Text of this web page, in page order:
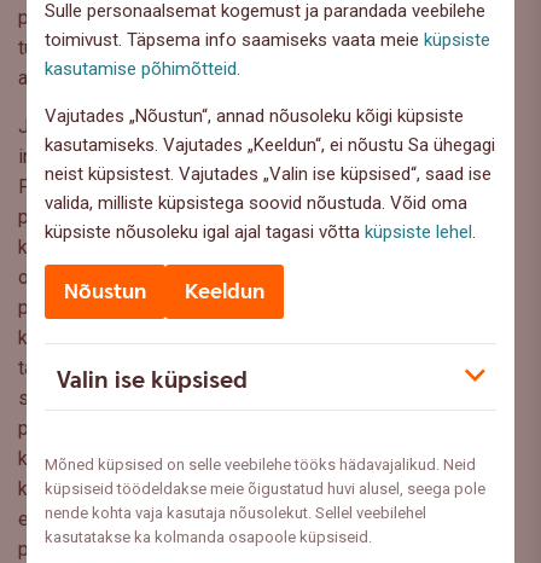
Sulle personaalsemat kogemust ja parandada veebilehe
toimivust. Täpsema info saamiseks vaata meieküpsiste
kasutamise põhimõtteid.
Vajutades „Nõustun“, annad nõusoleku kõigi küpsiste
kasutamiseks. Vajutades „Keeldun“, ei nõustu Sa ühegagi
neist küpsistest. Vajutades „Valin ise küpsised“, saad ise
valida, milliste küpsistega soovid nõustuda. Võid oma
küpsiste nõusoleku igal ajal tagasi võttaküpsiste lehel.
Nõustun Keeldun
Valin ise küpsised
Mõned küpsised on selle veebilehe tööks hädavajalikud. Neid
küpsiseid töödeldakse meie õigustatud huvi alusel, seega pole
nende kohta vaja kasutaja nõusolekut. Sellel veebilehel
kasutatakse ka kolmanda osapoole küpsiseid.
paneb selline agressiivne müügiviis kliendi ennast halvasti
tundma ja tekitab pensioniks kogumise suhtes negatiivse
assotsiatsiooni.
Jäägu see, kas ja mil moel üldse keegi avalikus kohas
inimesi kõnetada tohib, mõne teise arutelu teemaks.
Peamine küsimus puudutab siiski neid, kes mööda ei hiili,
pakutava info vastu võtavad ja selle põhjal kohapeal
kiirustades endale uue pensionifondi valivad. Sellisel juhul
on põhjust muretsemiseks, sest mõne kindla
pensionisamba müüki toetavad andmed ei peegelda
kindlasti kogu turgu ja tegelikke valikuvõimalusi. Ja
taaskord, kui võrrelda omavahel eri riskitaseme ja
strateegiaga fonde ning näidata vaid sobivaid tootluse
perioode, saame kokku ühe uhke korvitäie õunu ja apelsine,
kust valiku tegemine peaks olema läbimõeldud ja
kaalutletud otsus, kuid kust lihvitud oskustega müügimehel
ei ole keeruline esile tõsta see kõige kaunima koorega
puuvili ja seda maailma parima puuviljana esitleda. Kuid